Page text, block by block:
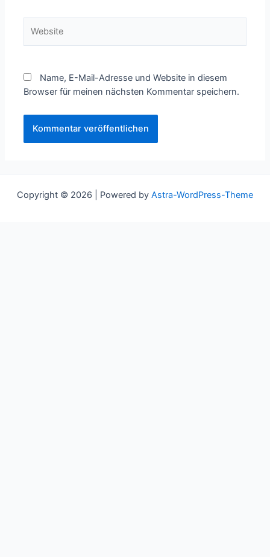
Name, E-Mail-Adresse und Website in diesem
Browser für meinen nächsten Kommentar speichern.
Copyright © 2026 | Powered by Astra-WordPress-Theme